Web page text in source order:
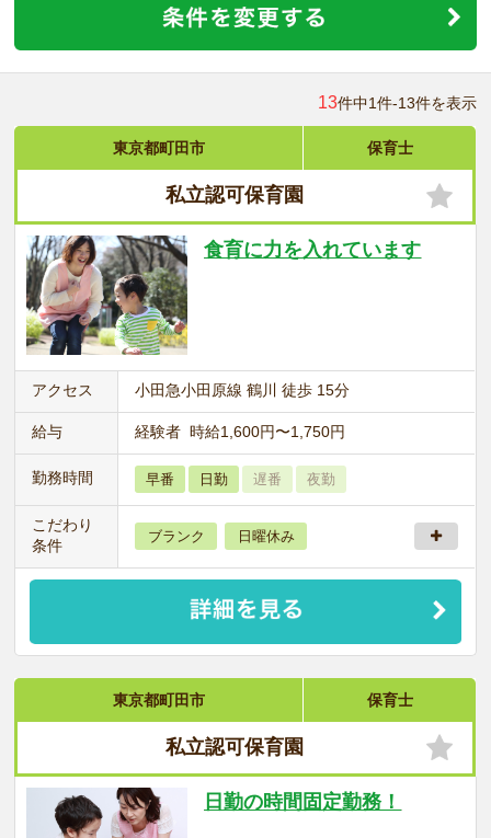
13件中1件-13件を表示
東京都町田市 保育士
私立認可保育園
食育に力を入れています
アクセス 小田急小田原線 鶴川 徒歩 15分
給与 経験者 時給1,600円〜1,750円
勤務時間 早番 日勤 遅番 夜勤
こだわり
条件
ブランク 日曜休み
東京都町田市 保育士
私立認可保育園
日勤の時間固定勤務！